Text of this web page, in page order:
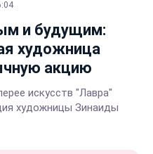
и будущим:
художница
акцию
искусств "Лавра"
художницы Зинаиды